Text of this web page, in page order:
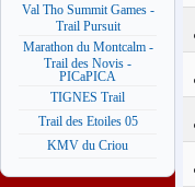
Val Tho Summit Games -
Trail Pursuit
Marathon du Montcalm -
Trail des Novis -
PICaPICA
TIGNES Trail
Trail des Etoiles 05
KMV du Criou